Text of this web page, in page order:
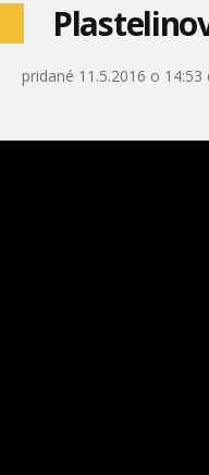
pridané 11.5.2016 o 14:53